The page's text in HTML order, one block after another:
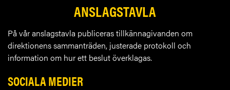
ANSLAGSTAVLA
På vår anslagstavla publiceras tillkännagivanden om
direktionens sammanträden, justerade protokoll och
information om hur ett beslut överklagas.
SOCIALA MEDIER